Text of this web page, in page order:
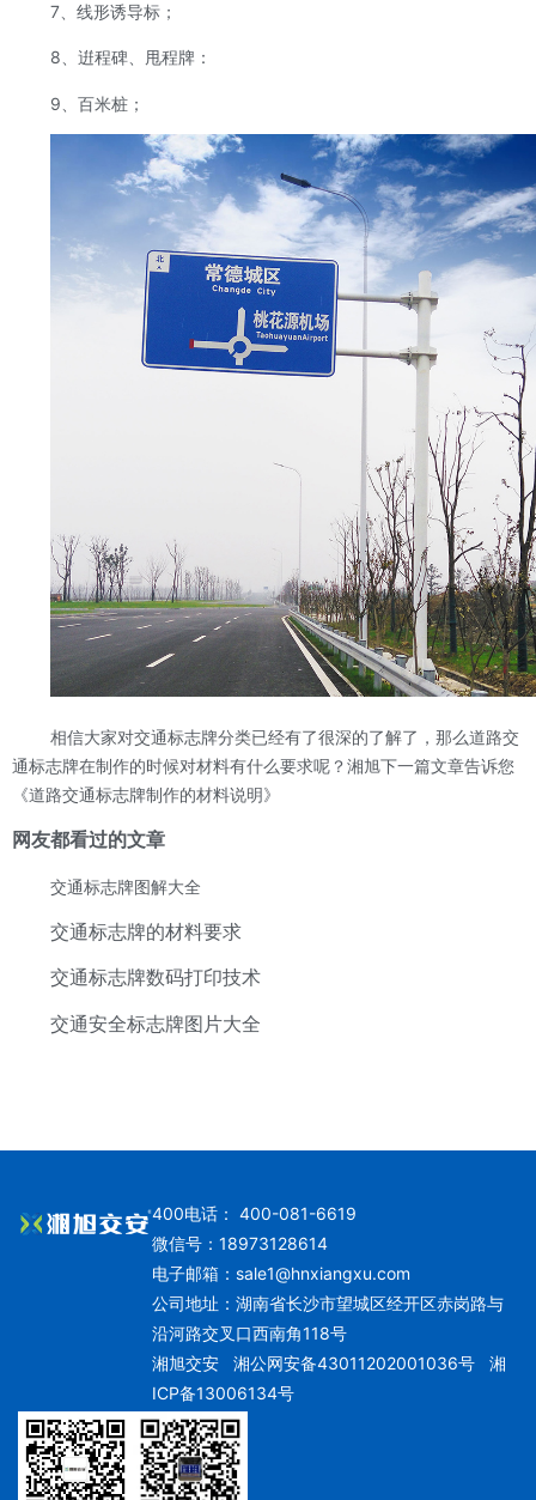
7、线形诱导标；
8、逬程碑、甩程牌：
9、百米桩；
相信大家对交通标志牌分类已经有了很深的了解了，那么道路交
通标志牌在制作的时候对材料有什么要求呢？湘旭下一篇文章告诉您
《道路交通标志牌制作的材料说明 》
网友都看过的文章
交通标志牌图解大全
交通标志牌的材料要求
交通标志牌数码打印技术
交通安全标志牌图片大全
400电话： 400-081-6619
微信号：18973128614
电子邮箱： sale1@hnxiangxu.com
公司地址：湖南省长沙市望城区经开区赤岗路与
沿河路交叉口西南角118号
湘旭交安湘公网安备43011202001036号
湘
ICP备13006134号